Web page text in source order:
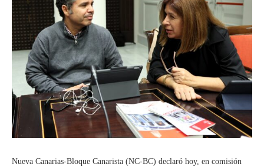
Nueva Canarias-Bloque Canarista (NC-BC) declaró hoy, en comisión